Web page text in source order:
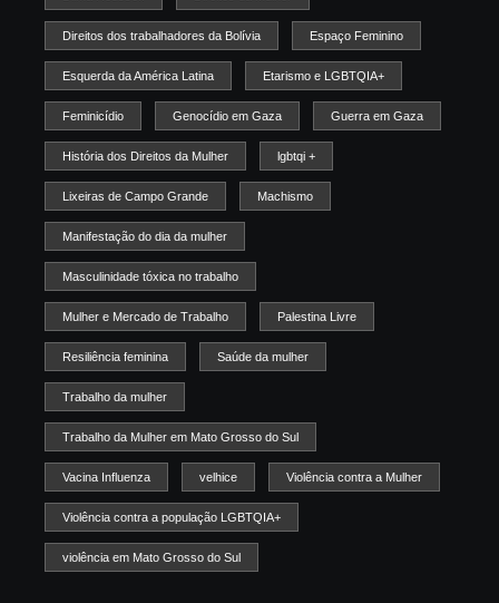
Direitos dos trabalhadores da Bolívia Espaço Feminino
Esquerda da América Latina Etarismo e LGBTQIA+
Feminicídio Genocídio em Gaza Guerra em Gaza
História dos Direitos da Mulher lgbtqi +
Lixeiras de Campo Grande Machismo
Manifestação do dia da mulher
Masculinidade tóxica no trabalho
Mulher e Mercado de Trabalho Palestina Livre
Resiliência feminina Saúde da mulher
Trabalho da mulher
Trabalho da Mulher em Mato Grosso do Sul
Vacina Influenza velhice Violência contra a Mulher
Violência contra a população LGBTQIA+
violência em Mato Grosso do Sul